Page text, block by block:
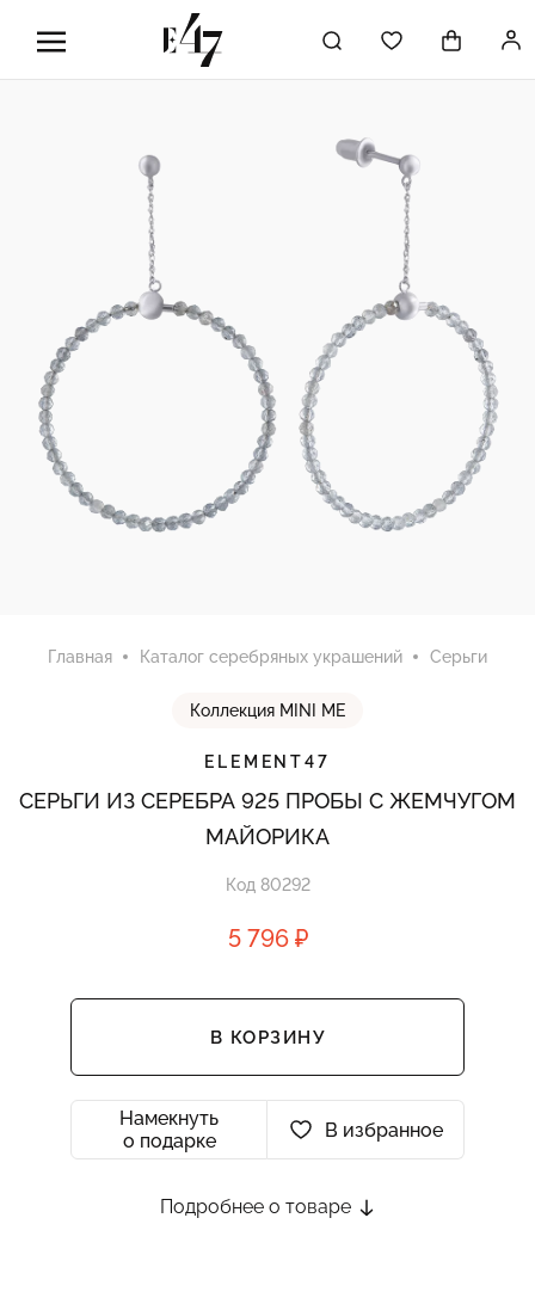
Главная Каталог серебряных украшений Серьги
Коллекция MINI ME
ELEMENT47
СЕРЬГИ ИЗ СЕРЕБРА 925 ПРОБЫ С ЖЕМЧУГОМ
МАЙОРИКА
Код 80292
5 796 ₽
В КОРЗИНУ
Намекнуть
о подарке
В избранное
Подробнее о товаре